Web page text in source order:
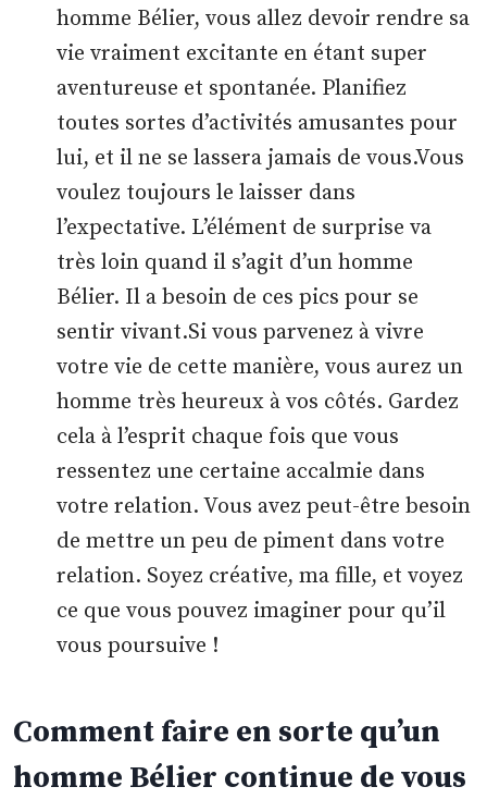
homme Bélier, vous allez devoir rendre sa
vie vraiment excitante en étant super
aventureuse et spontanée. Planifiez
toutes sortes d’activités amusantes pour
lui, et il ne se lassera jamais de vous.Vous
voulez toujours le laisser dans
l’expectative. L’élément de surprise va
très loin quand il s’agit d’un homme
Bélier. Il a besoin de ces pics pour se
sentir vivant.Si vous parvenez à vivre
votre vie de cette manière, vous aurez un
homme très heureux à vos côtés. Gardez
cela à l’esprit chaque fois que vous
ressentez une certaine accalmie dans
votre relation. Vous avez peut-être besoin
de mettre un peu de piment dans votre
relation. Soyez créative, ma fille, et voyez
ce que vous pouvez imaginer pour qu’il
vous poursuive !
Comment faire en sorte qu’un
homme Bélier continue de vous